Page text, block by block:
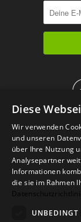
IM
Diese
Wir verwenden
und unseren
über Ihre Nutzung
Analysepartner
Informationen
die sie im Rahmen
UNBEDINGT